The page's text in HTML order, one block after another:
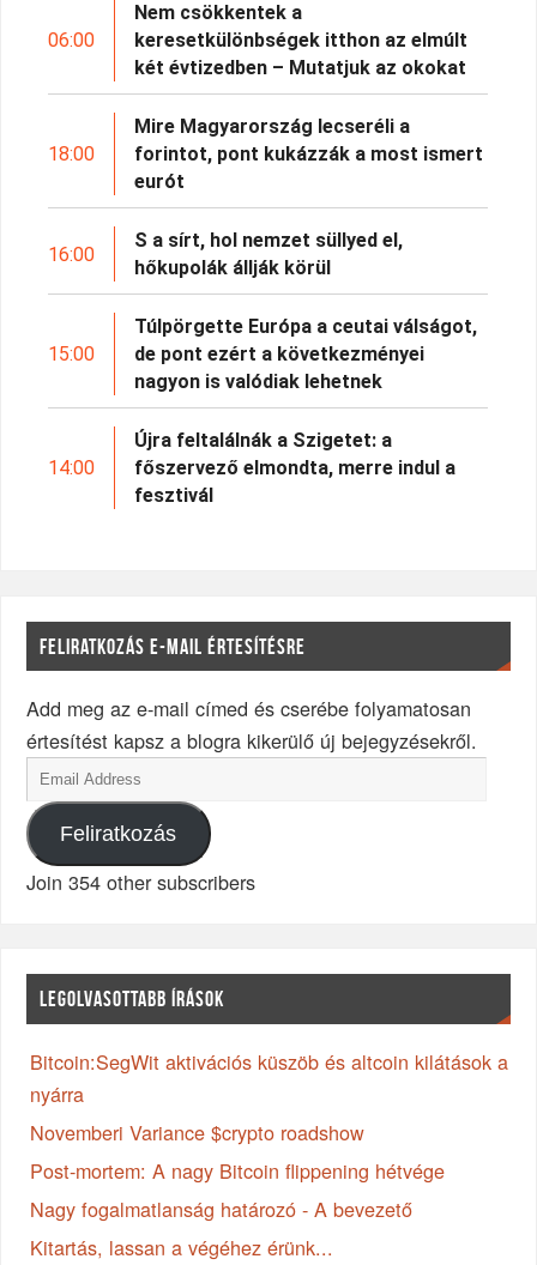
06:00
Nem csökkentek a
keresetkülönbségek itthon az elmúlt
két évtizedben – Mutatjuk az okokat
18:00
Mire Magyarország lecseréli a
forintot, pont kukázzák a most ismert
eurót
16:00
S a sírt, hol nemzet süllyed el,
hőkupolák állják körül
15:00
Túlpörgette Európa a ceutai válságot,
de pont ezért a következményei
nagyon is valódiak lehetnek
14:00
Újra feltalálnák a Szigetet: a
főszervező elmondta, merre indul a
fesztivál
FELIRATKOZÁS E-MAIL ÉRTESÍTÉSRE
Add meg az e-mail címed és cserébe folyamatosan
értesítést kapsz a blogra kikerülő új bejegyzésekről.
Feliratkozás
Join 354 other subscribers
LEGOLVASOTTABB ÍRÁSOK
Bitcoin:SegWit aktivációs küszöb és altcoin kilátások a
nyárra
Novemberi Variance $crypto roadshow
Post-mortem: A nagy Bitcoin flippening hétvége
Nagy fogalmatlanság határozó - A bevezető
Kitartás, lassan a végéhez érünk...